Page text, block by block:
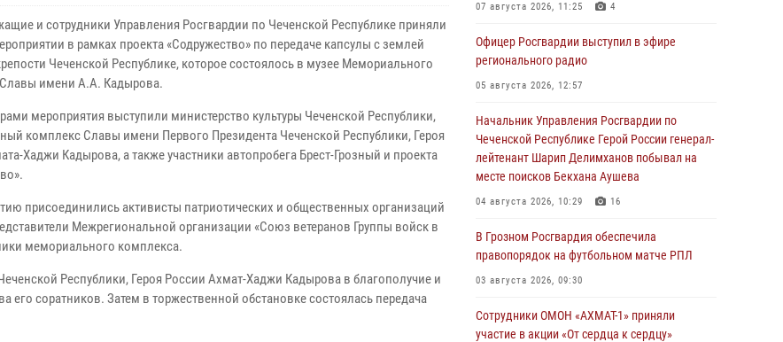
и сотрудники Управления Росгвардии по Чеченской Республике приняли
в рамках проекта «Содружество» по передаче капсулы с землей
Чеченской Республике, которое состоялось в музее Мемориального
Славы имени А.А. Кадырова.
мероприятия выступили министерство культуры Чеченской Республики,
комплекс Славы имени Первого Президента Чеченской Республики, Героя
Хаджи Кадырова, а также участники автопробега Брест-Грозный и проекта
присоединились активисты патриотических и общественных организаций
Межрегиональной организации «Союз ветеранов Группы войск в
мемориального комплекса.
Республики, Героя России Ахмат-Хаджи Кадырова в благополучие и
его соратников. Затем в торжественной обстановке состоялась передача
07 августа 2026, 11:25 4
Офицер Росгвардии выступил в эфире
регионального радио
05 августа 2026, 12:57
Начальник Управления Росгвардии по
Чеченской Республике Герой России генерал-
лейтенант Шарип Делимханов побывал на
месте поисков Бекхана Аушева
04 августа 2026, 10:29 16
В Грозном Росгвардия обеспечила
правопорядок на футбольном матче РПЛ
03 августа 2026, 09:30
Сотрудники ОМОН «АХМАТ-1» приняли
участие в акции «От сердца к сердцу»